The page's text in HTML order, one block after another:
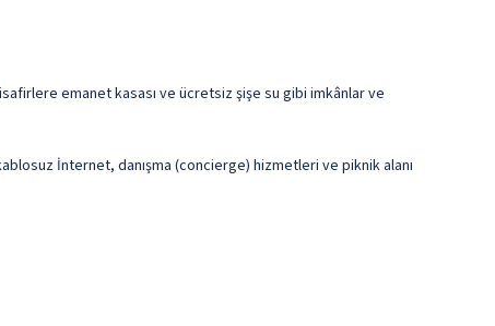
emanet kasası ve ücretsiz şişe su gibi imkânlar ve
İnternet, danışma (concierge) hizmetleri ve piknik alanı